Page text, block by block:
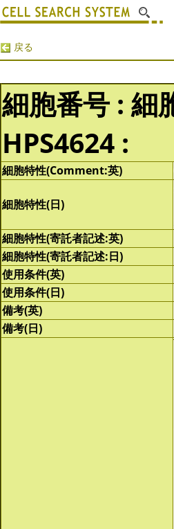
戻る
細胞番号 : 細
HPS4624 :
細胞特性(Comment:英)
細胞特性(日)
細胞特性(寄託者記述:英)
細胞特性(寄託者記述:日)
使用条件(英)
使用条件(日)
備考(英)
備考(日)